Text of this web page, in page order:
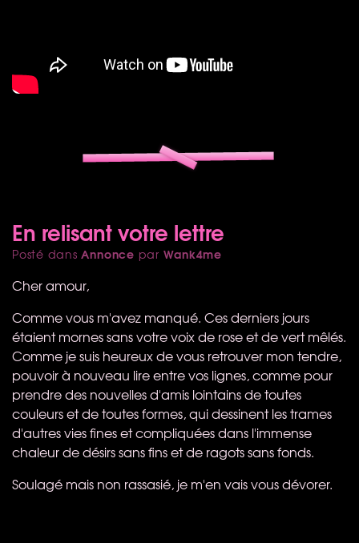
En relisant votre lettre
Posté dansAnnonce par Wank4me
Cher amour,
Comme vous m'avez manqué. Ces derniers jours
étaient mornes sans votre voix de rose et de vert mêlés.
Comme je suis heureux de vous retrouver mon tendre,
pouvoir à nouveau lire entre vos lignes, comme pour
prendre des nouvelles d'amis lointains de toutes
couleurs et de toutes formes, qui dessinent les trames
d'autres vies fines et compliquées dans l'immense
chaleur de désirs sans fins et de ragots sans fonds.
Soulagé mais non rassasié, je m'en vais vous dévorer.